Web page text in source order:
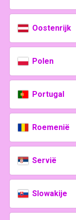
Oostenrijk
Polen
Portugal
Roemenië
Servië
Slowakije